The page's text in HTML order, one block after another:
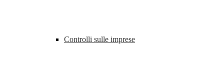
Controlli sulle imprese